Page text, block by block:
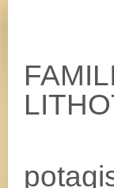
-2
-3